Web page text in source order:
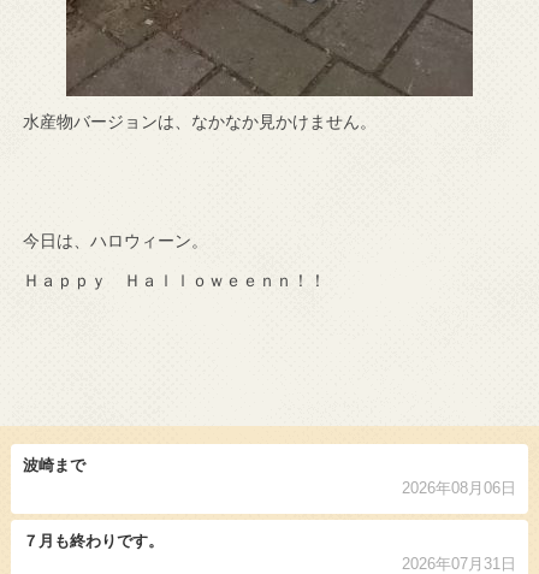
水産物バージョンは、なかなか見かけません。
今日は、ハロウィーン。
Ｈａｐｐｙ Ｈａｌｌｏｗｅｅｎｎ！！
波崎まで
2026年08月06日
７月も終わりです。
2026年07月31日